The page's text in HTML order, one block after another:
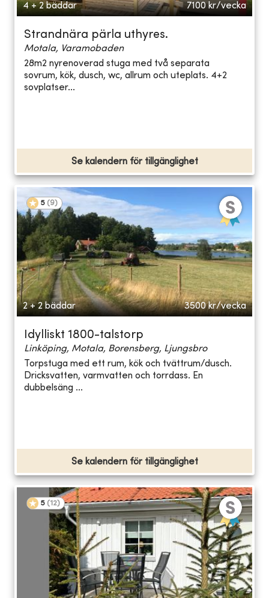
4 + 2 bäddar 7100 kr/vecka
Strandnära pärla uthyres.
Motala, Varamobaden
28m2 nyrenoverad stuga med två separata
sovrum, kök, dusch, wc, allrum och uteplats. 4+2
sovplatser...
Se kalendern för tillgänglighet
5 (9)
2 + 2 bäddar 3500 kr/vecka
Idylliskt 1800-talstorp
Linköping, Motala, Borensberg, Ljungsbro
Torpstuga med ett rum, kök och tvättrum/dusch.
Dricksvatten, varmvatten och torrdass. En
dubbelsäng ...
Se kalendern för tillgänglighet
5 (12)